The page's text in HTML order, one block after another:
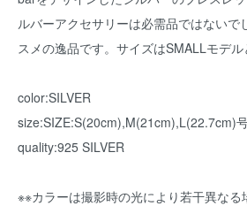
ルバーアクセサリーは必需品ではないで
スメの逸品です。サイズはSMALLモデル
color:SILVER
size:SIZE:S(20cm),M(21cm),L(22.7cm)
quality:925 SILVER
※※カラーは撮影時の光により若干異な